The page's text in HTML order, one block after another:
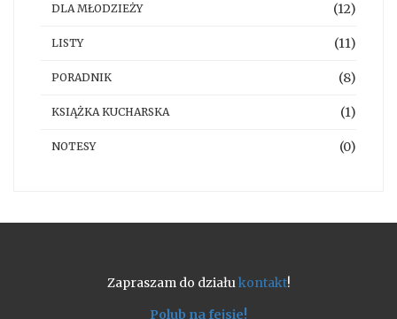
DLA MŁODZIEŻY (12)
LISTY (11)
PORADNIK (8)
KSIĄŻKA KUCHARSKA (1)
NOTESY (0)
Zapraszam do działukontakt!
Polub na fejsie!